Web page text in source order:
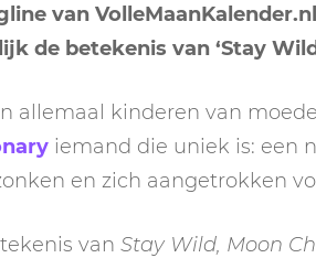
van
de betekenis van ‘Stay
allemaal kinderen van
iemand die uniek is: een
en zich aangetrokken
van Stay Wild, Moon